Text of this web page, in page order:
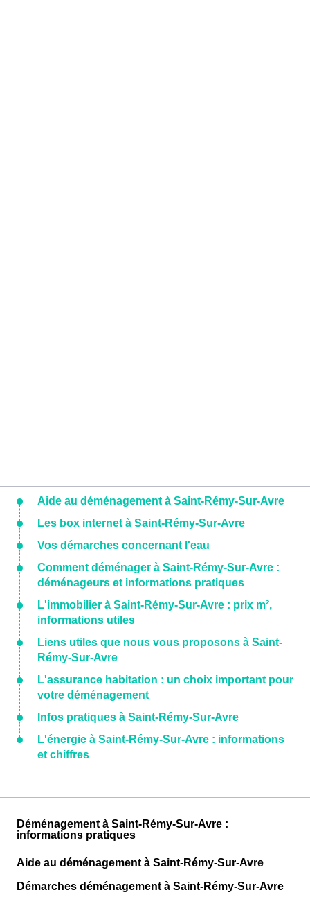
Aide au déménagement à Saint-Rémy-Sur-Avre
Les box internet à Saint-Rémy-Sur-Avre
Vos démarches concernant l'eau
Comment déménager à Saint-Rémy-Sur-Avre :
déménageurs et informations pratiques
L'immobilier à Saint-Rémy-Sur-Avre : prix m²,
informations utiles
Liens utiles que nous vous proposons à Saint-
Rémy-Sur-Avre
L'assurance habitation : un choix important pour
votre déménagement
Infos pratiques à Saint-Rémy-Sur-Avre
L'énergie à Saint-Rémy-Sur-Avre : informations
et chiffres
Déménagement à Saint-Rémy-Sur-Avre :
informations pratiques
Aide au déménagement à Saint-Rémy-Sur-Avre
Démarches déménagement à Saint-Rémy-Sur-Avre